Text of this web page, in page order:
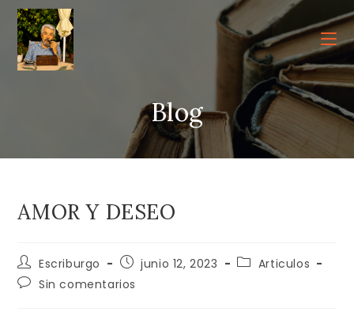
contenido
Blog
AMOR Y DESEO
Autor
de
la
Escriburgo
Publicación
de
la
junio 12, 2023
Categoría
Articulos
Comentarios
Sin comentarios